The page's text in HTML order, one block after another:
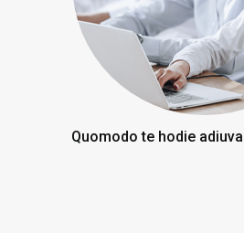
Quomodo te hodie